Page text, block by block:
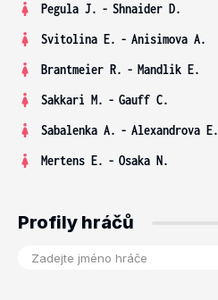
Pegula J. - Shnaider D.
Svitolina E. - Anisimova A.
Brantmeier R. - Mandlik E.
Sakkari M. - Gauff C.
Sabalenka A. - Alexandrova E.
Mertens E. - Osaka N.
Profily hráčů